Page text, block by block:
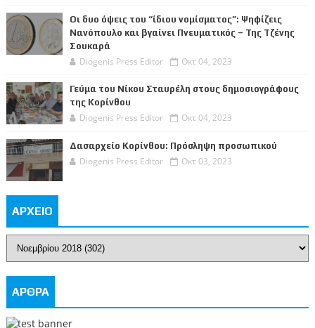
Οι δυο όψεις του “ίδιου νομίσματος”: Ψηφίζεις
Νανόπουλο και βγαίνει Πνευματικός – Της Τζένης
Σουκαρά
Diogenis Press Editor Οκτ 04, 2023
Γεύμα του Νίκου Σταυρέλη στους δημοσιογράφους
της Κορίνθου
Diogenis Press Editor Οκτ 04, 2023
Δασαρχείο Κορίνθου: Πρόσληψη προσωπικού
Diogenis Press Editor Οκτ 03, 2023
ΑΡΧΕΙΟ
ΑΡΘΡΑ